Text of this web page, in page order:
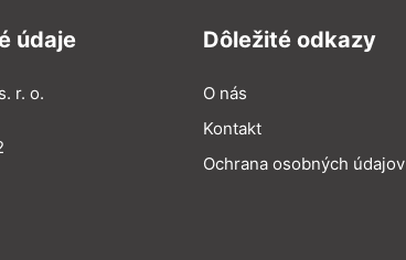
údaje
r. o.
Dôležité odkazy
O nás
Kontakt
Ochrana osobných údajov